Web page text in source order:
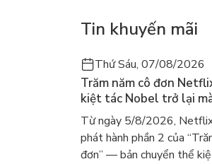
Tin khuyến mãi
Thứ Sáu, 07/08/2026
Trăm năm cô đơn
kiệt tác Nobel trở lại
dòng người tìm đọc lại
Márquez
Từ ngày 5/8/2026,
phát hành phần 2 của
đơn” — bản chuyển thể